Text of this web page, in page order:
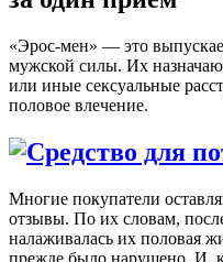
«Эрос-мен» — это
мужской силы. Их
или иные сексуальные
половое влечение.
Многие покупатели
отзывы. По их словам,
налаживалась их половая
прежде было нарушено. И,